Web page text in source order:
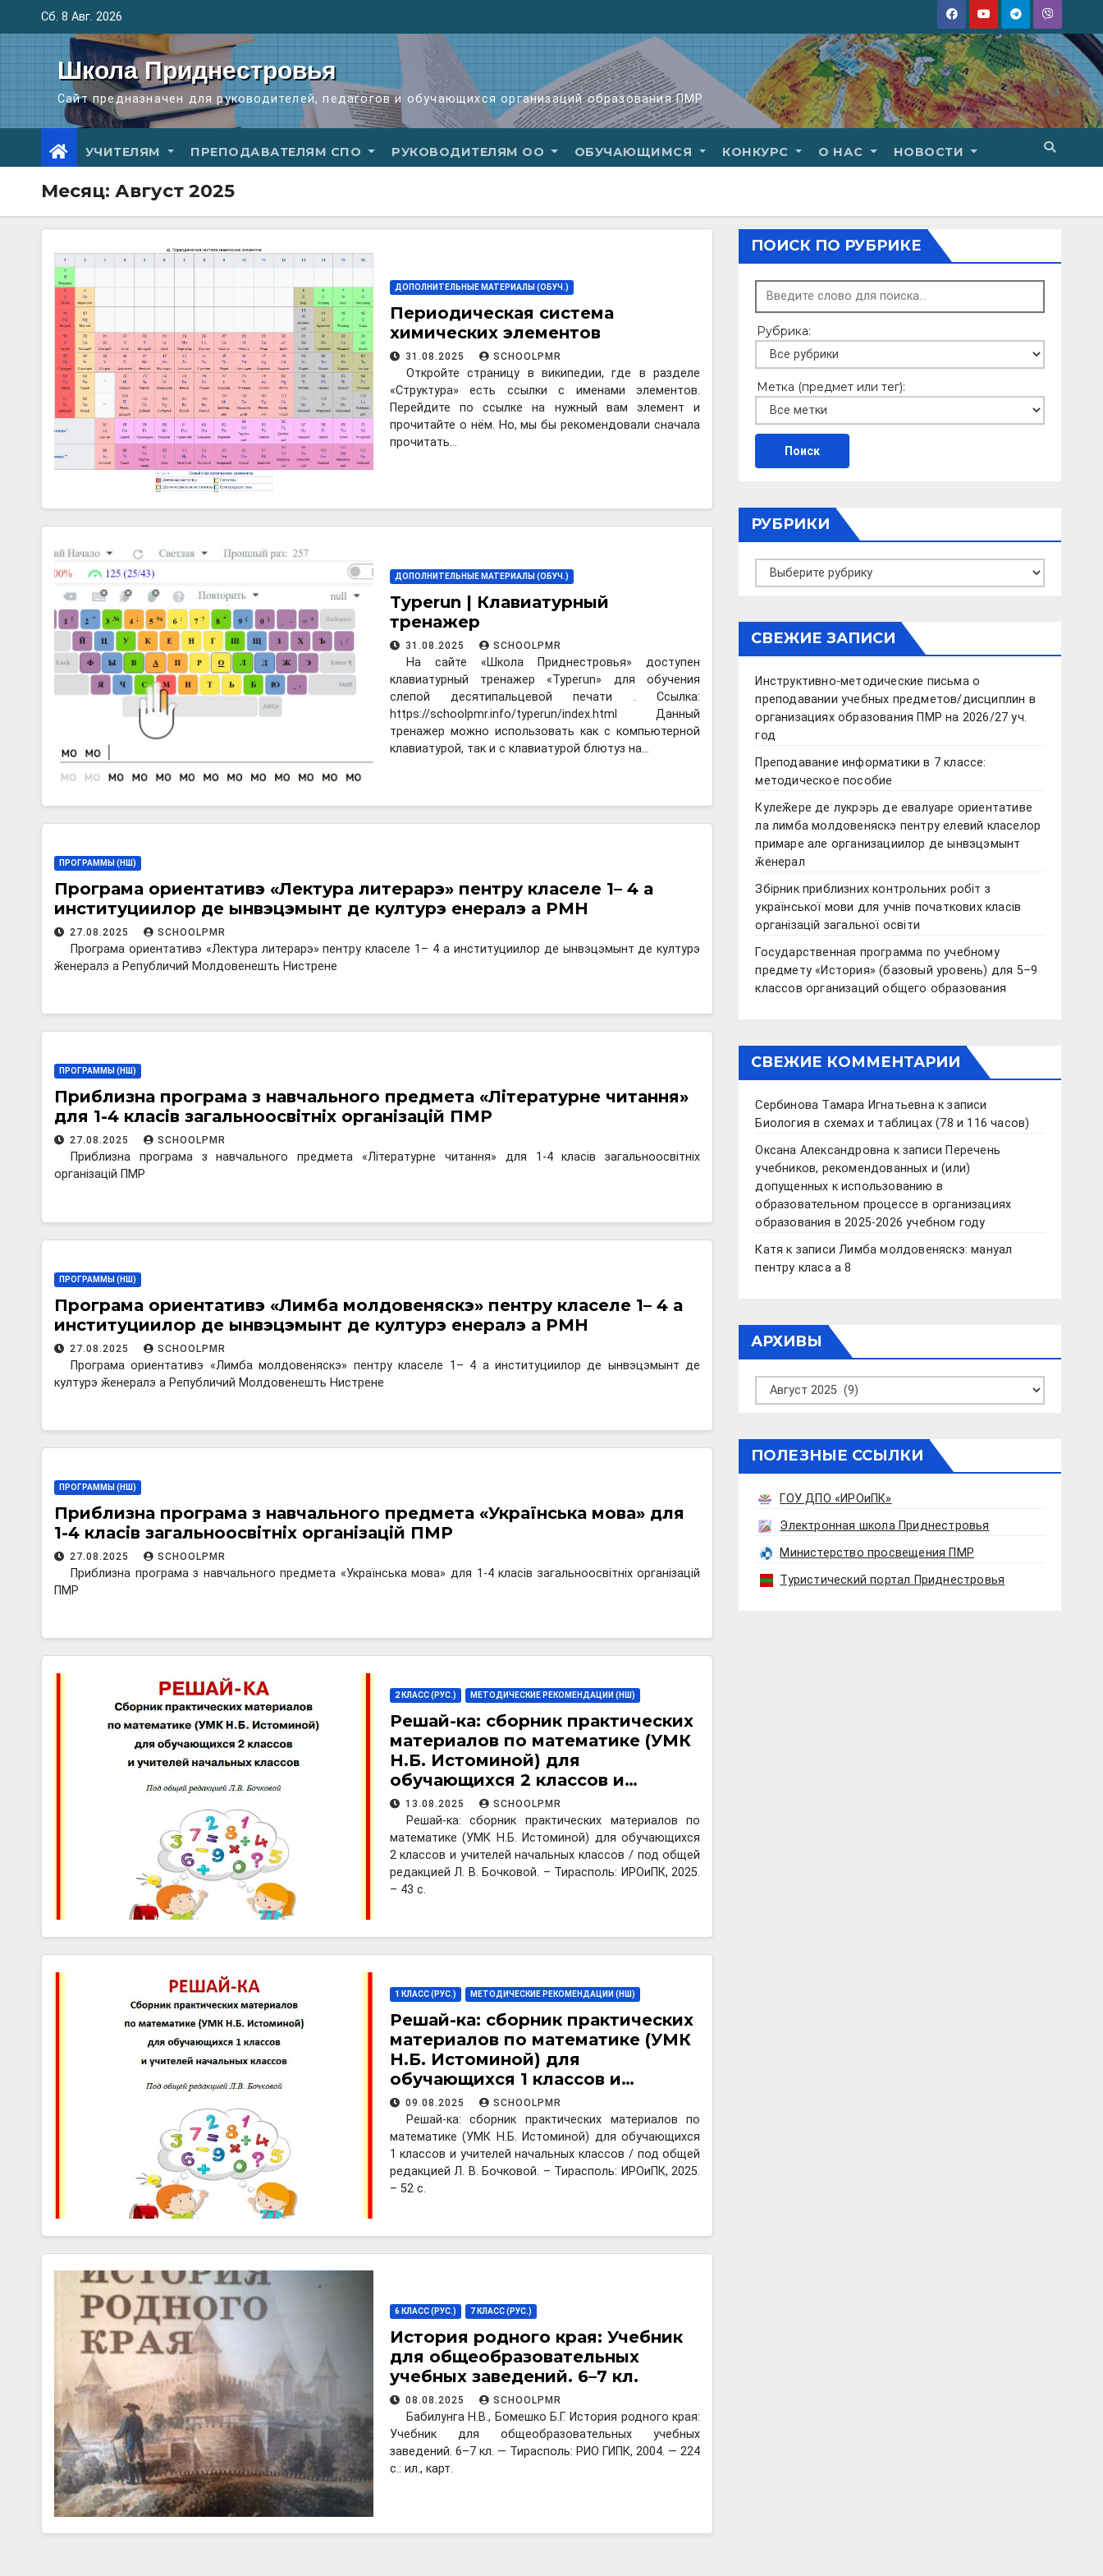
содержимому
Сб. 8 Авг. 2026
Школа Приднестровья
Сайт предназначен для руководителей, педагогов и обучающихся организаций образования ПМР
УЧИТЕЛЯМ ПРЕПОДАВАТЕЛЯМ СПО РУКОВОДИТЕЛЯМ ОО ОБУЧАЮЩИМСЯ КОНКУРС О НАС НОВОСТИ
Месяц: Август 2025
ДОПОЛНИТЕЛЬНЫЕ МАТЕРИАЛЫ (ОБУЧ.)
Периодическая система
химических элементов
31.08.2025 SCHOOLPMR
Откройте страницу в википедии, где в разделе
«Структура» есть ссылки с именами элементов.
Перейдите по ссылке на нужный вам элемент и
прочитайте о нём. Но, мы бы рекомендовали сначала
прочитать…
ДОПОЛНИТЕЛЬНЫЕ МАТЕРИАЛЫ (ОБУЧ.)
Typerun | Клавиатурный
тренажер
31.08.2025 SCHOOLPMR
На сайте «Школа Приднестровья» доступен
клавиатурный тренажер «Typerun» для обучения
слепой десятипальцевой печати . Ссылка:
https://schoolpmr.info/typerun/index.html Данный
тренажер можно использовать как с компьютерной
клавиатурой, так и с клавиатурой блютуз на…
ПРОГРАММЫ (НШ)
Програма ориентативэ «Лектура литерарэ» пентру класеле 1– 4 а
институциилор де ынвэцэмынт де културэ ӂенералэ а РМН
27.08.2025 SCHOOLPMR
Програма ориентативэ «Лектура литерарэ» пентру класеле 1– 4 а институциилор де ынвэцэмынт де културэ
ӂенералэ а Републичий Молдовенешть Нистрене
ПРОГРАММЫ (НШ)
Приблизна програма з навчального предмета «Літературне читання»
для 1-4 класів загальноосвітніх організацій ПМР
27.08.2025 SCHOOLPMR
Приблизна програма з навчального предмета «Літературне читання» для 1-4 класів загальноосвітніх
організацій ПМР
ПРОГРАММЫ (НШ)
Програма ориентативэ «Лимба молдовеняскэ» пентру класеле 1– 4 а
институциилор де ынвэцэмынт де културэ ӂенералэ а РМН
27.08.2025 SCHOOLPMR
Програма ориентативэ «Лимба молдовеняскэ» пентру класеле 1– 4 а институциилор де ынвэцэмынт де
културэ ӂенералэ а Републичий Молдовенешть Нистрене
ПРОГРАММЫ (НШ)
Приблизна програма з навчального предмета «Українська мова» для
1-4 класів загальноосвітніх організацій ПМР
27.08.2025 SCHOOLPMR
Приблизна програма з навчального предмета «Українська мова» для 1-4 класів загальноосвітніх організацій
ПМР
2 КЛАСС (РУС.) МЕТОДИЧЕСКИЕ РЕКОМЕНДАЦИИ (НШ)
Решай-ка: сборник практических
материалов по математике (УМК
Н.Б. Истоминой) для
обучающихся 2 классов и
учителей начальных классов
13.08.2025 SCHOOLPMR
Решай-ка: сборник практических материалов по
математике (УМК Н.Б. Истоминой) для обучающихся
2 классов и учителей начальных классов / под общей
редакцией Л. В. Бочковой. – Тирасполь: ИРОиПК, 2025.
– 43 с.
1 КЛАСС (РУС.) МЕТОДИЧЕСКИЕ РЕКОМЕНДАЦИИ (НШ)
Решай-ка: сборник практических
материалов по математике (УМК
Н.Б. Истоминой) для
обучающихся 1 классов и
учителей начальных классов
09.08.2025 SCHOOLPMR
Решай-ка: сборник практических материалов по
математике (УМК Н.Б. Истоминой) для обучающихся
1 классов и учителей начальных классов / под общей
редакцией Л. В. Бочковой. – Тирасполь: ИРОиПК, 2025.
– 52 с.
6 КЛАСС (РУС.) 7 КЛАСС (РУС.)
История родного края: Учебник
для общеобразовательных
учебных заведений. 6–7 кл.
08.08.2025 SCHOOLPMR
Бабилунга Н.В., Бомешко Б.Г. История родного края:
Учебник для общеобразовательных учебных
заведений. 6–7 кл. — Тирасполь: РИО ГИПК, 2004. — 224
с.: ил., карт.
ПОИСК ПО РУБРИКЕ
Рубрика:
Метка (предмет или тег):
РУБРИКИ
Рубрики
СВЕЖИЕ ЗАПИСИ
Инструктивно-методические письма о
преподавании учебных предметов/дисциплин в
организациях образования ПМР на 2026/27 уч.
год
Преподавание информатики в 7 классе:
методическое пособие
Кулеӂере де лукрэрь де евалуаре ориентативе
ла лимба молдовеняскэ пентру елевий класелор
примаре але организациилор де ынвэцэмынт
ӂенерал
Збірник приблизних контрольних робіт з
української мови для учнів початкових класів
організацій загальної освіти
Государственная программа по учебному
предмету «История» (базовый уровень) для 5–9
классов организаций общего образования
СВЕЖИЕ КОММЕНТАРИИ
Сербинова Тамара Игнатьевнак записи
Биология в схемах и таблицах (78 и 116 часов)
Оксана Александровна к записи Перечень
учебников, рекомендованных и (или)
допущенных к использованию в
образовательном процессе в организациях
образования в 2025-2026 учебном году
Катя к записиЛимба молдовеняскэ: мануал
пентру класа а 8
АРХИВЫ
Архивы
ПОЛЕЗНЫЕ ССЫЛКИ
ГОУ ДПО «ИРОиПК»
Электронная школа Приднестровья
Министерство просвещения ПМР
Туристический портал Приднестровья